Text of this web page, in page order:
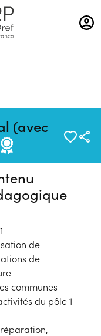
(avecen
de
de
communes
du pôle 1